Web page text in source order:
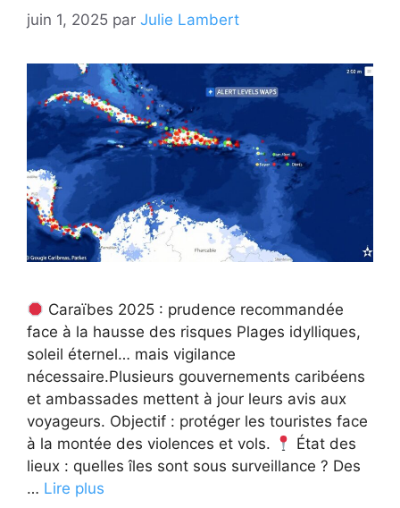
juin 1, 2025 par Julie Lambert
Caraïbes 2025 : prudence recommandée
face à la hausse des risques Plages idylliques,
soleil éternel… mais vigilance
nécessaire.Plusieurs gouvernements caribéens
et ambassades mettent à jour leurs avis aux
voyageurs. Objectif : protéger les touristes face
à la montée des violences et vols.
État des
lieux : quelles îles sont sous surveillance ? Des
… Lire plus